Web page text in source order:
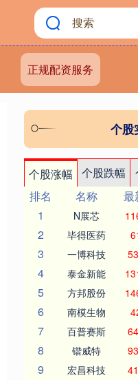
正规配资服务
个股
个股涨幅 个股跌幅
排名
名称 最
1
N展芯
2 毕得医药
3 一博科技
4 泰金新能
5 方邦股份
6 南模生物
7 百普赛斯
8 锴威特
9 宏昌科技